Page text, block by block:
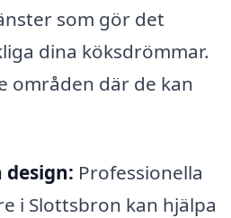
som gör det
dina köksdrömmar.
områden där de kan
design: Professionella
i Slottsbron kan hjälpa